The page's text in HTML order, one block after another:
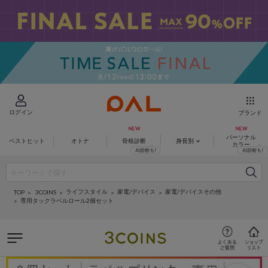
ログイン ブランド
ベストヒット オトナ 骨格診断 身長別
パーソナル
カラー
TOP 3COINS ライフスタイル 家電/デバイス
家電/デバイスその他
専用タックラベルロール2個セット